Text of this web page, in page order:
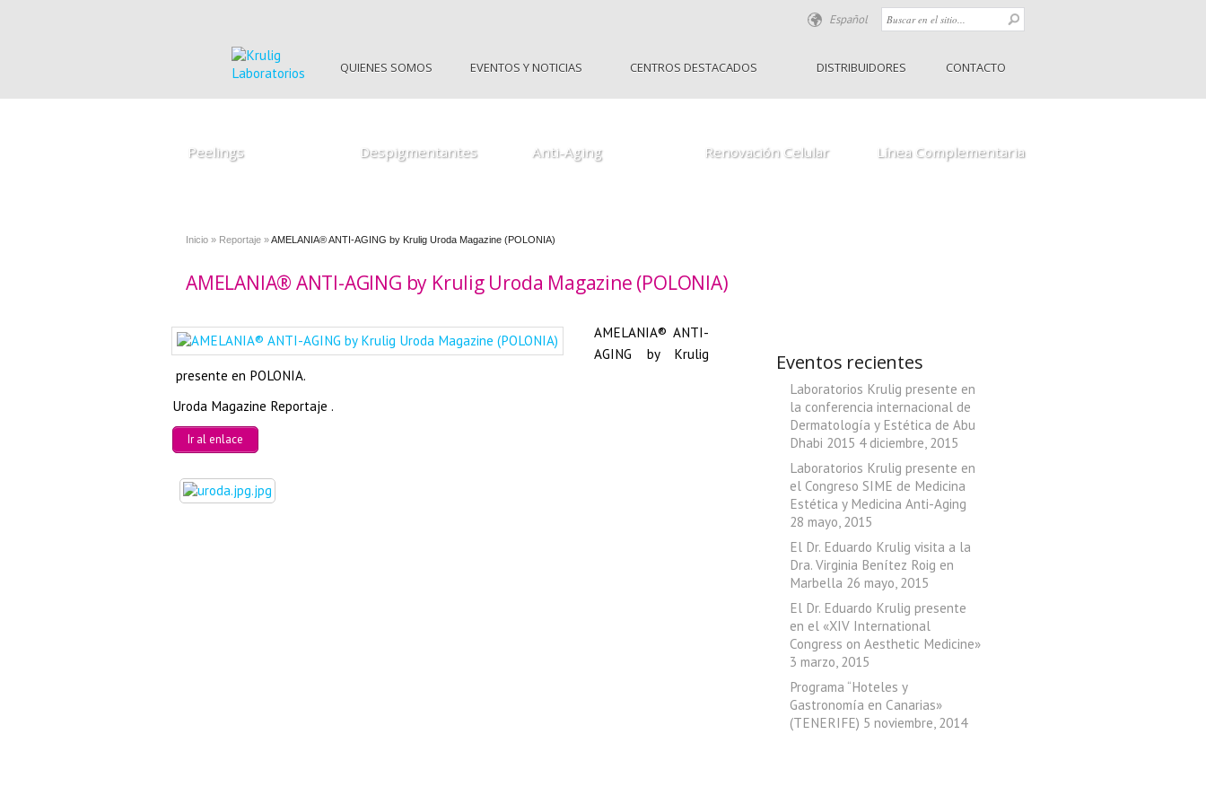
Español
QUIENES SOMOS EVENTOS Y NOTICIAS CENTROS DESTACADOS DISTRIBUIDORES CONTACTO
Peelings Despigmentantes
Amelan HQF by Krulig Anti-Aging Renovación Celular
Renovación Celular Línea Complementaria
Pre-Peel by Krulig
Liquid Soap by Krulig
Scrub by Krulig
Inicio » Reportaje »AMELANIA® ANTI-AGING by Krulig Uroda Magazine (POLONIA)
AMELANIA® ANTI-AGING by Krulig Uroda Magazine (POLONIA)
AMELANIA® ANTI-
AGING by Krulig
presente en POLONIA.
Uroda Magazine Reportaje .
Ir al enlace
Eventos recientes
Laboratorios Krulig presente en
la conferencia internacional de
Dermatología y Estética de Abu
Dhabi 2015 4 diciembre, 2015
Laboratorios Krulig presente en
el Congreso SIME de Medicina
Estética y Medicina Anti-Aging
28 mayo, 2015
El Dr. Eduardo Krulig visita a la
Dra. Virginia Benítez Roig en
Marbella 26 mayo, 2015
El Dr. Eduardo Krulig presente
en el «XIV International
Congress on Aesthetic Medicine»
3 marzo, 2015
Programa “Hoteles y
Gastronomía en Canarias»
(TENERIFE) 5 noviembre, 2014